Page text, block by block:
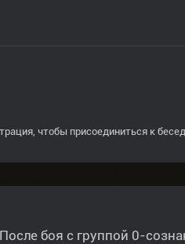
, чтобы присоединиться к
боя с группой 0-